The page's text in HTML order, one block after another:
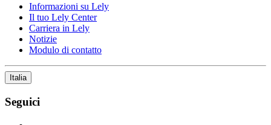
Informazioni su Lely
Il tuo Lely Center
Carriera in Lely
Notizie
Modulo di contatto
Italia
Seguici